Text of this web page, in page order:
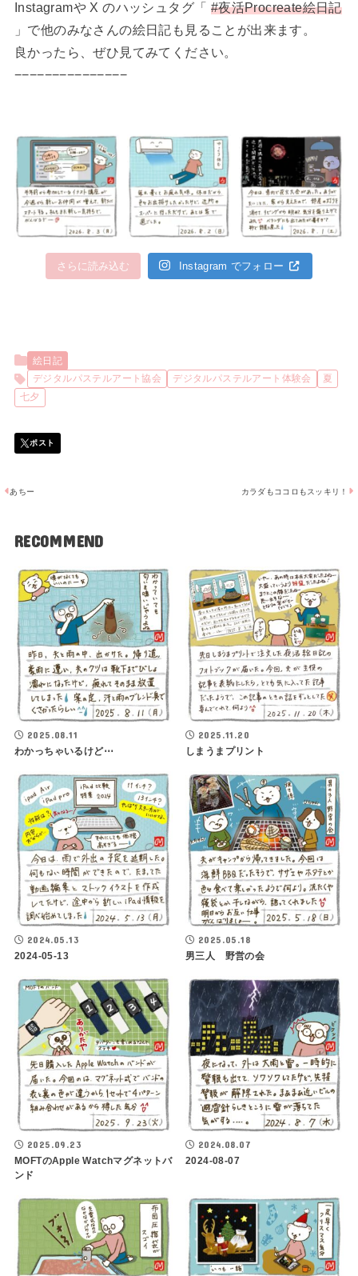
Instagramや X のハッシュタグ「 #夜活Procreate絵日記
」で他のみなさんの絵日記も見ることが出来ます。
良かったら、ぜひ見てみてください。
−−−−−−−−−−−−−−−
さらに読み込む Instagram でフォロー
絵日記
デジタルパステルアート協会
デジタルパステルアート体験会
夏
七夕
カラダもココロもスッキリ！
あちー
RECOMMEND
2025.08.11
わかっちゃいるけど⋯
2025.11.20
しまうまプリント
2024.05.13
2024-05-13
2025.05.18
男三人 野営の会
2025.09.23
MOFTのApple Watchマグネットバ
ンド
2024.08.07
2024-08-07